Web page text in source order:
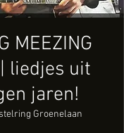
MEEZING
liedjes uit
jaren!
Groenelaan